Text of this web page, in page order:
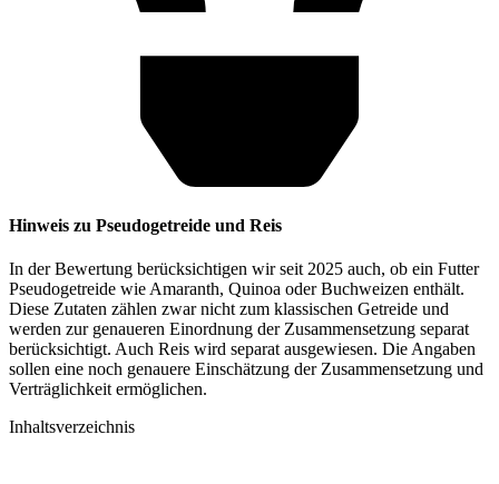
Hinweis zu Pseudogetreide und Reis
In der Bewertung berücksichtigen wir seit 2025 auch, ob ein Futter
Pseudogetreide wie Amaranth, Quinoa oder Buchweizen enthält.
Diese Zutaten zählen zwar nicht zum klassischen Getreide und
werden zur genaueren Einordnung der Zusammensetzung separat
berücksichtigt. Auch Reis wird separat ausgewiesen. Die Angaben
sollen eine noch genauere Einschätzung der Zusammensetzung und
Verträglichkeit ermöglichen.
Inhaltsverzeichnis​